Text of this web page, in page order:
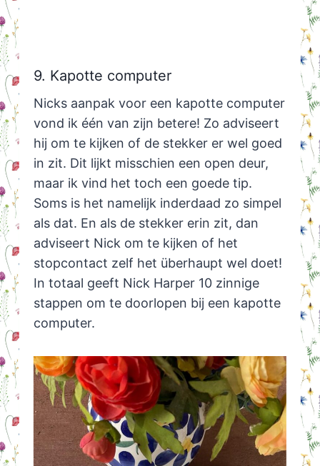
9. Kapotte computer
Nicks aanpak voor een kapotte computer
vond ik één van zijn betere! Zo adviseert
hij om te kijken of de stekker er wel goed
in zit. Dit lijkt misschien een open deur,
maar ik vind het toch een goede tip.
Soms is het namelijk inderdaad zo simpel
als dat. En als de stekker erin zit, dan
adviseert Nick om te kijken of het
stopcontact zelf het überhaupt wel doet!
In totaal geeft Nick Harper 10 zinnige
stappen om te doorlopen bij een kapotte
computer.